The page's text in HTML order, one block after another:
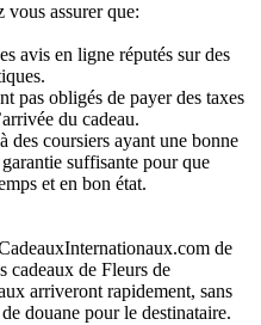
vous assurer que:
avis en ligne réputés sur des
pas obligés de payer des taxes
du cadeau.
des coursiers ayant une bonne
suffisante pour que
et en bon état.
de
cadeaux de Fleurs de
arriveront rapidement, sans
douane pour le destinataire.